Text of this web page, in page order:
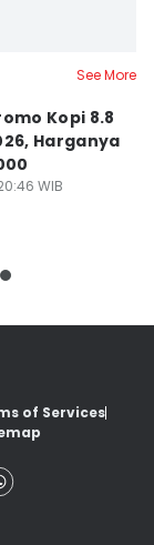
See More
Kopi 8.8
Harganya
WIB
of Services